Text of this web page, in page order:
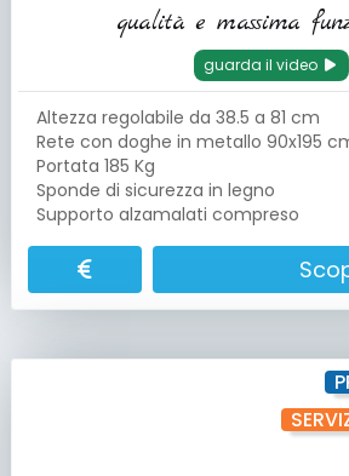
qualità e massima
guarda il video
Altezza regolabile da 38.5 a 81 cm
Rete con doghe in metallo 90x195
Portata 185 Kg
Sponde di sicurezza in legno
Supporto alzamalati compreso